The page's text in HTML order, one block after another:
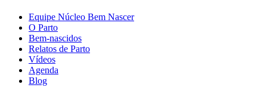
Equipe Núcleo Bem Nascer
O Parto
Bem-nascidos
Relatos de Parto
Vídeos
Agenda
Blog